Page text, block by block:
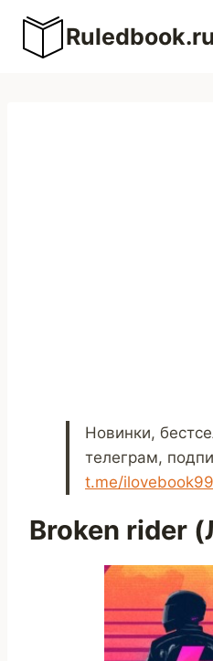
Перейти
содержимому
Ruledbook.ru
Новинки,
телеграм,
t.me/ilovebook99
Broken rider